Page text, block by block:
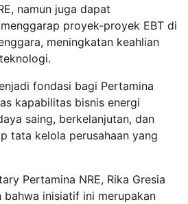
namun juga dapat
proyek-proyek EBT di
meningkatan keahlian
fondasi bagi Pertamina
kapabilitas bisnis energi
saing, berkelanjutan, dan
tata kelola perusahaan yang
Pertamina NRE, Rika Gresia
bahwa inisiatif ini merupakan